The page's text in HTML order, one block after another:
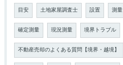
目安 土地家屋調査士 設置 測量
確定測量 現況測量 境界トラブル
不動産売却のよくある質問【境界・越境】